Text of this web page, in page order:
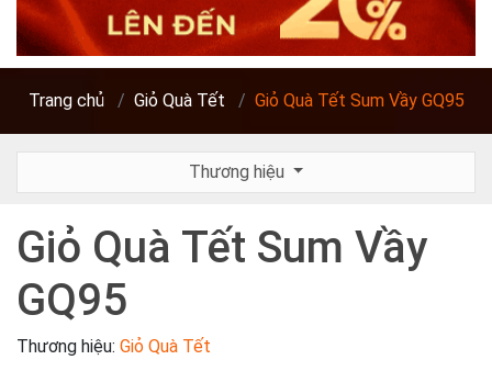
Trang chủ Giỏ Quà Tết Giỏ Quà Tết Sum Vầy GQ95
Thương hiệu
Giỏ Quà Tết Sum Vầy
GQ95
Thương hiệu: Giỏ Quà Tết